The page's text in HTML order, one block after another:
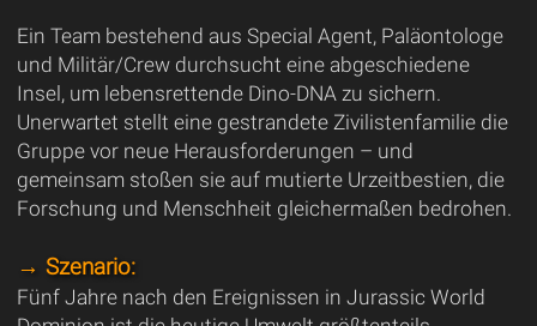
Ein Team bestehend aus Special Agent, Paläontologe
und Militär/Crew durchsucht eine abgeschiedene
Insel, um lebensrettende Dino-DNA zu sichern.
Unerwartet stellt eine gestrandete Zivilistenfamilie die
Gruppe vor neue Herausforderungen – und
gemeinsam stoßen sie auf mutierte Urzeitbestien, die
Forschung und Menschheit gleichermaßen bedrohen.
→ Szenario:
Fünf Jahre nach den Ereignissen in Jurassic World